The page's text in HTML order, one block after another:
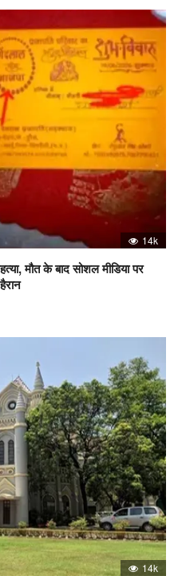
14k
मौत के बाद सोशल मीडिया पर
14k